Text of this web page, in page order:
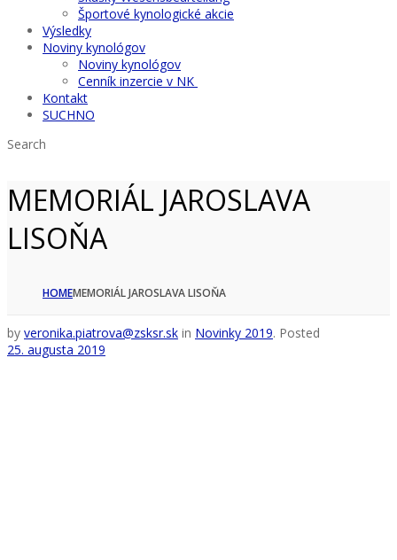
Športové kynologické akcie
Výsledky
Noviny kynológov
Noviny kynológov
Cenník inzercie v NK
Kontakt
SUCHNO
Search
MEMORIÁL JAROSLAVA
LISOŇA
HOMEMEMORIÁL JAROSLAVA LISOŇA
by veronika.piatrova@zsksr.sk in Novinky 2019. Posted
25. augusta 2019